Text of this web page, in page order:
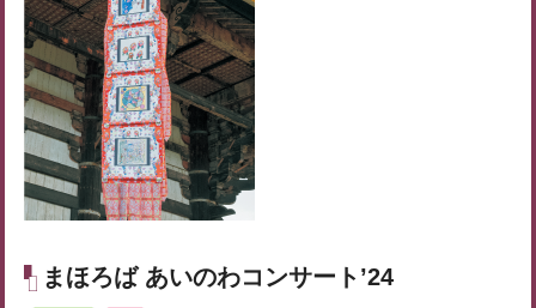
まほろば あいのわコンサート’24